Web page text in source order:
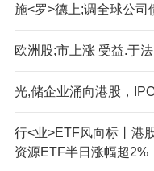
施<罗>德上;调全球公司
欧洲股;市上涨 受益.于
光,储企业涌向港股，
行<业>ETF风向标丨港
资源ETF半日涨幅超2%